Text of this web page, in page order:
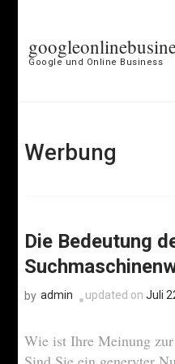
content
(Press
Google und Online Business
Werbung
Die Bedeutung
by admin updated onJuli
Wie ist Ihre Meinung zur